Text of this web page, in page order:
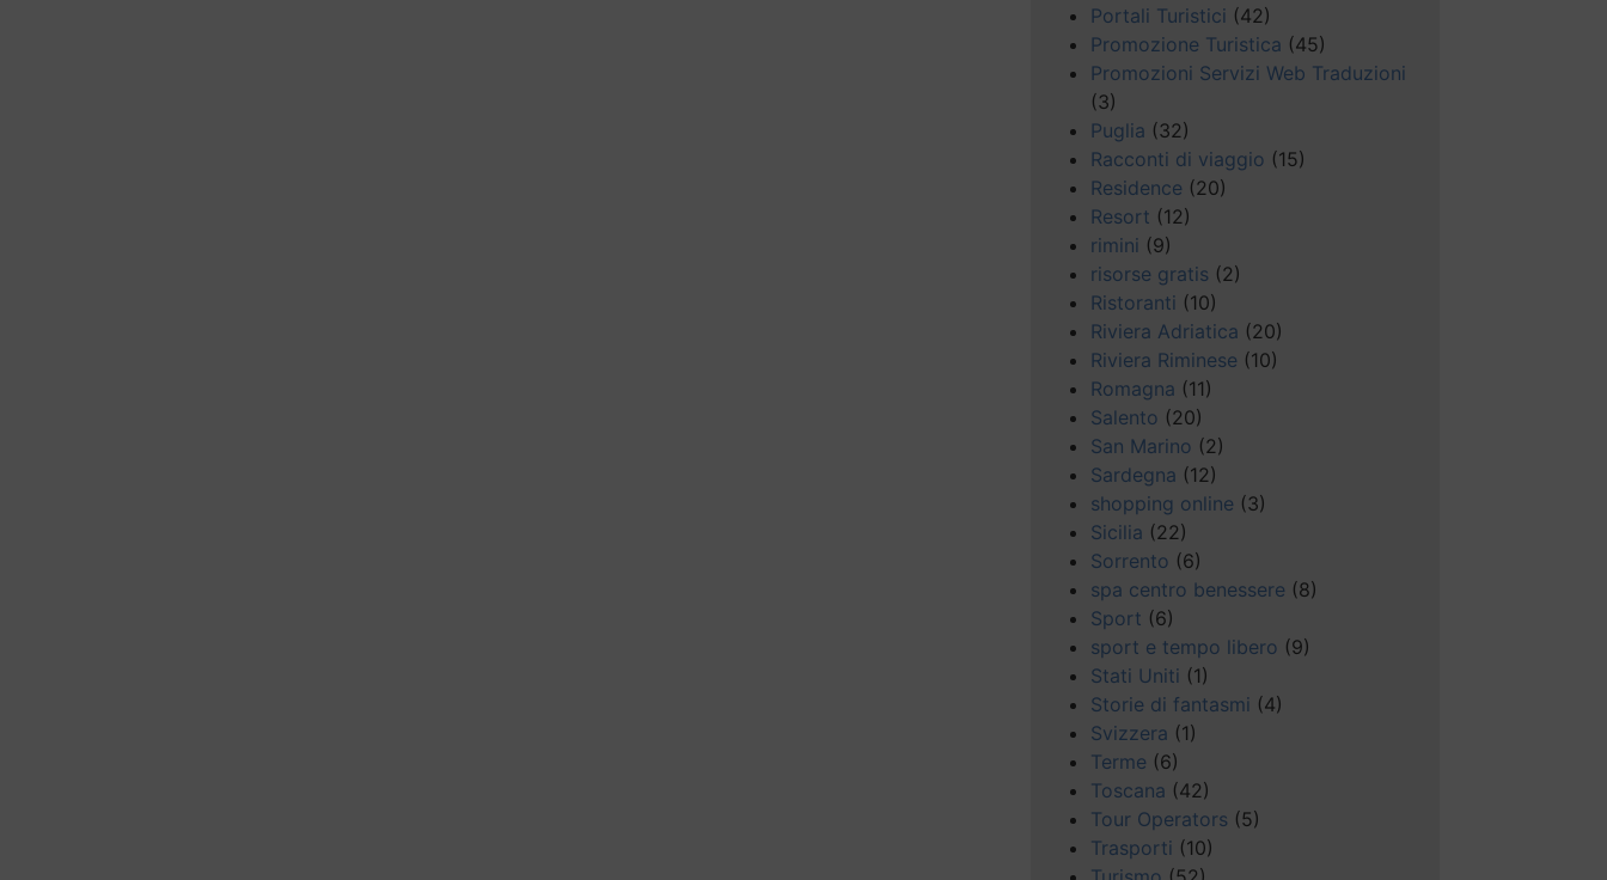
Portali Turistici (42)
Promozione Turistica (45)
Promozioni Servizi Web Traduzioni
(3)
Puglia (32)
Racconti di viaggio (15)
Residence (20)
Resort (12)
rimini (9)
risorse gratis (2)
Ristoranti (10)
Riviera Adriatica (20)
Riviera Riminese (10)
Romagna (11)
Salento (20)
San Marino (2)
Sardegna (12)
shopping online (3)
Sicilia (22)
Sorrento (6)
spa centro benessere (8)
Sport (6)
sport e tempo libero (9)
Stati Uniti (1)
Storie di fantasmi (4)
Svizzera (1)
Terme (6)
Toscana (42)
Tour Operators (5)
Trasporti (10)